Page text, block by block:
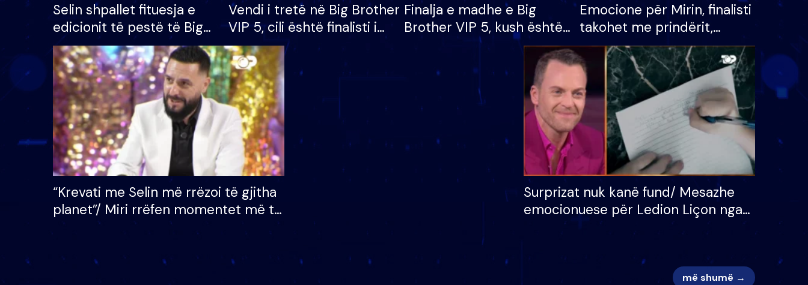
Selin shpallet fituesja e
edicionit të pestë të Big
Brother VIP, rrëmben
çmimin e madh prej 100
mijë eurosh
Vendi i tretë në Big Brother
VIP 5, cili është finalisti i
radhës që lë shtëpinë
Finalja e madhe e Big
Brother VIP 5, kush është
banori i parë që lë shtëpinë
dhe humb mundësinë për
të fituar çmimin e madh
Emocione për Mirin, finalisti
takohet me prindërit,
vajzën dhe bashkëshorten:
S’kemi ndonjë letër divorci
apo jo?
“Krevati me Selin më rrëzoi të gjitha
planet”/ Miri rrëfen momentet më të
bukura në shtëpinë e BB VIP: Do më
Surprizat nuk kanë fund/ Mesazhe
emocionuese për Ledion Liçon nga
nëna dhe fëmijët e tij, moderatori
më shumë →